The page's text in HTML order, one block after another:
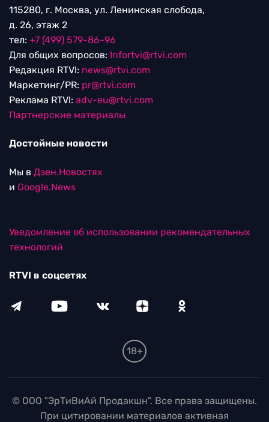
115280, г. Москва, ул. Ленинская слобода,
д. 26, этаж 2
тел: +7 (499) 579-86-96
Для общих вопросов: Infortvi@rtvi.com
Редакция RTVI: news@rtvi.com
Маркетинг/PR: pr@rtvi.com
Реклама RTVI: adv-eu@rtvi.com
Партнерские материалы
Достойные новости
Мы в Дзен.Новостях
и Google.News
Уведомление об использовании рекомендательных
технологий
RTVI в соцсетях
18+
© ООО "ЭрТиВиАй Продакшн". Все права защищены.
При цитировании материалов активная